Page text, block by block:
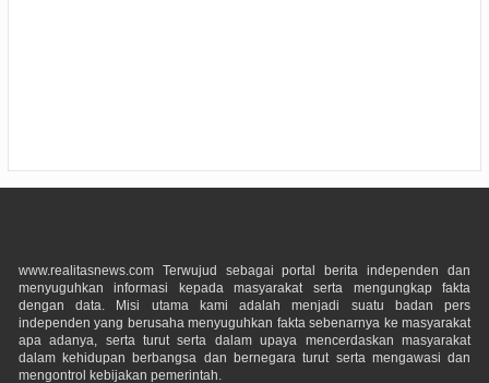
www.realitasnews.com Terwujud sebagai portal berita independen dan
menyuguhkan informasi kepada masyarakat serta mengungkap fakta
dengan data. Misi utama kami adalah menjadi suatu badan pers
independen yang berusaha menyuguhkan fakta sebenarnya ke masyarakat
apa adanya, serta turut serta dalam upaya mencerdaskan masyarakat
dalam kehidupan berbangsa dan bernegara turut serta mengawasi dan
mengontrol kebijakan pemerintah.